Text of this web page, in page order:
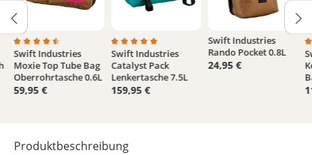
von 5 von 5 Sternen
Durchschnittliche Bewertung von 4.5 von 5 Sternen
Swift Industries
Moxie Top Tube Bag
Oberrohrtasche 0.6L
59,95 €
Durchschnittliche Bewertung von 5 von 5
Swift Industries
Catalyst Pack
Lenkertasche 7.5L
159,95 €
Swift Industries
Rando Pocket 0.8L
24,95 €
Produktbeschreibung